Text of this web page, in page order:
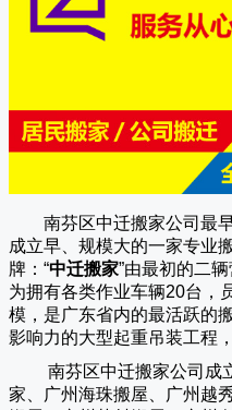
南芬区中迁搬家公司 最
成立早、规模大的一家专业
牌：“中迁搬家”由最初的二
为拥有各类作业车辆20台，
模，是广东省内的最活跃的
影响力的大型起重吊装工程
南芬区中迁搬家公司成
家、广州海珠搬屋、广州越